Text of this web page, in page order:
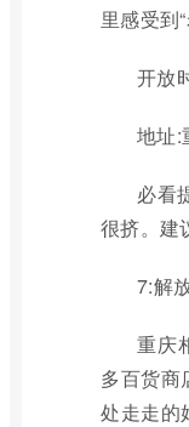
里感受到
开放
地址:
必看
很挤。建
7:解
重庆
多百货商
处走走的